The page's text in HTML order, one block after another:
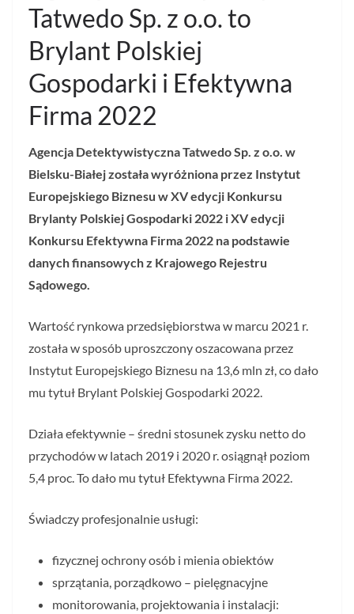
Tatwedo Sp. z o.o. to
Brylant Polskiej
Gospodarki i Efektywna
Firma 2022
Agencja Detektywistyczna Tatwedo Sp. z o.o. w
Bielsku-Białejzostała wyróżniona przez Instytut
Europejskiego Biznesu w XV edycji Konkursu
Brylanty Polskiej Gospodarki 2022 i XV edycji
Konkursu Efektywna Firma 2022 na podstawie
danych finansowych z Krajowego Rejestru
Sądowego.
Wartość rynkowa przedsiębiorstwa w marcu 2021 r.
została w sposób uproszczony oszacowana przez
Instytut Europejskiego Biznesu na 13,6 mln zł, co dało
mu tytuł Brylant Polskiej Gospodarki 2022.
Działa efektywnie – średni stosunek zysku netto do
przychodów w latach 2019 i 2020 r. osiągnął poziom
5,4 proc. To dało mu tytuł Efektywna Firma 2022.
Świadczy profesjonalnie usługi:
fizycznej ochrony osób i mienia obiektów
sprzątania, porządkowo – pielęgnacyjne
monitorowania, projektowania i instalacji: